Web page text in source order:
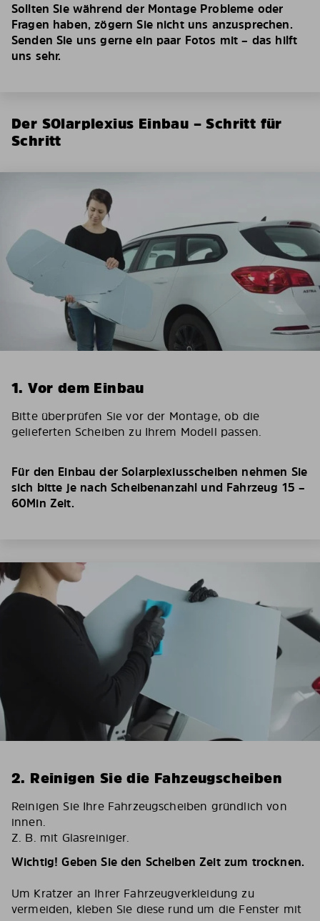
Sollten Sie während der Montage Probleme oder
Fragen haben, zögern Sie nicht uns anzusprechen.
Senden Sie uns gerne ein paar Fotos mit – das hilft
uns sehr.
Der SOlarplexius Einbau – Schritt für
Schritt
1. Vor dem Einbau
Bitte überprüfen Sie vor der Montage, ob die
gelieferten Scheiben zu Ihrem Modell passen.
Für den Einbau der Solarplexiusscheiben nehmen Sie
sich bitte je nach Scheibenanzahl und Fahrzeug 15 –
60Min Zeit.
2. Reinigen Sie die Fahzeugscheiben
Reinigen Sie Ihre Fahrzeugscheiben gründlich von
innen.
Z. B. mit Glasreiniger.
Wichtig! Geben Sie den Scheiben Zeit zum trocknen.
Um Kratzer an Ihrer Fahrzeugverkleidung zu
vermeiden, kleben Sie diese rund um die Fenster mit